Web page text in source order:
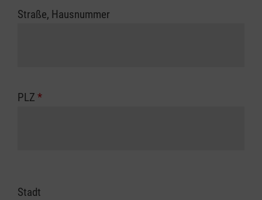
Straße, Hausnummer
PLZ *
Stadt